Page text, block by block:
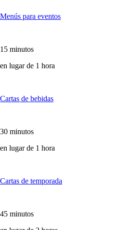
Menús para eventos
15 minutos
en lugar de 1 hora
Cartas de bebidas
30 minutos
en lugar de 1 hora
Cartas de temporada
45 minutos